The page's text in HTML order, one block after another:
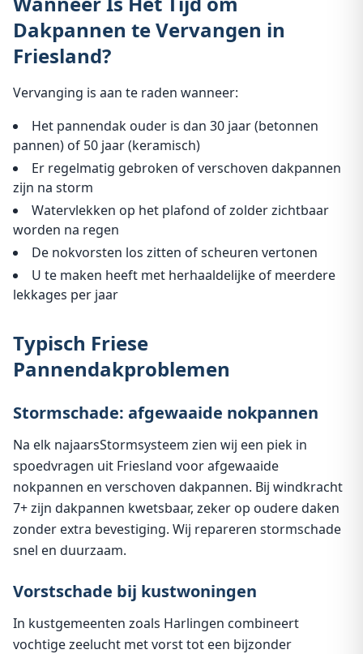
Dakpannen te Vervangen in
Friesland?
Vervanging is aan te raden wanneer:
Het pannendak ouder is dan 30 jaar (betonnen
pannen) of 50 jaar (keramisch)
Er regelmatig gebroken of verschoven dakpannen
zijn na storm
Watervlekken op het plafond of zolder zichtbaar
worden na regen
De nokvorsten los zitten of scheuren vertonen
U te maken heeft met herhaaldelijke of meerdere
lekkages per jaar
Typisch Friese
Pannendakproblemen
Stormschade: afgewaaide nokpannen
Na elk najaarsStormsysteem zien wij een piek in
spoedvragen uit Friesland voor afgewaaide
nokpannen en verschoven dakpannen. Bij windkracht
7+ zijn dakpannen kwetsbaar, zeker op oudere daken
zonder extra bevestiging. Wij repareren stormschade
snel en duurzaam.
Vorstschade bij kustwoningen
In kustgemeenten zoals Harlingen combineert
vochtige zeelucht met vorst tot een bijzonder